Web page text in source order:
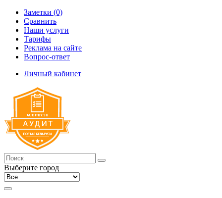
Заметки (0)
Сравнить
Наши услуги
Тарифы
Реклама на сайте
Вопрос-ответ
Личный кабинет
Выберите город